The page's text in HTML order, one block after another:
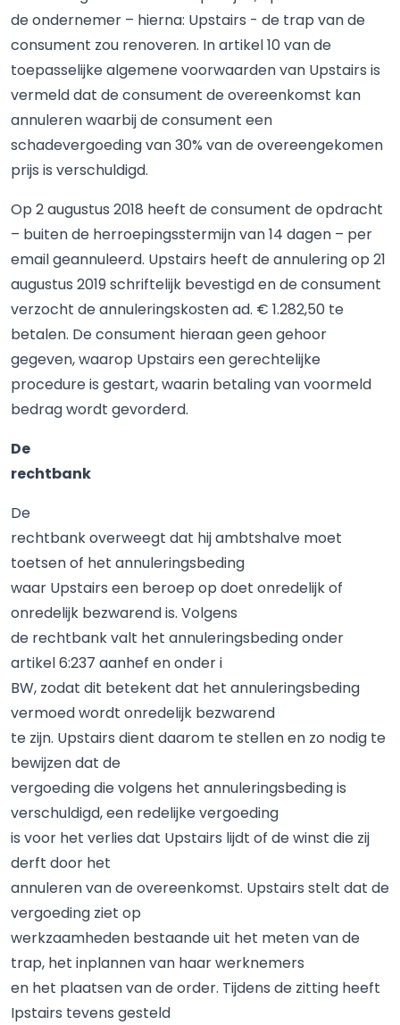
de ondernemer – hierna: Upstairs - de trap van de
consument zou renoveren. In artikel 10 van de
toepasselijke algemene voorwaarden van Upstairs is
vermeld dat de consument de overeenkomst kan
annuleren waarbij de consument een
schadevergoeding van 30% van de overeengekomen
prijs is verschuldigd.
Op 2 augustus 2018 heeft de consument de opdracht
– buiten de herroepingsstermijn van 14 dagen – per
email geannuleerd. Upstairs heeft de annulering op 21
augustus 2019 schriftelijk bevestigd en de consument
verzocht de annuleringskosten ad. € 1.282,50 te
betalen. De consument hieraan geen gehoor
gegeven, waarop Upstairs een gerechtelijke
procedure is gestart, waarin betaling van voormeld
bedrag wordt gevorderd.
De
rechtbank
De
rechtbank overweegt dat hij ambtshalve moet
toetsen of het annuleringsbeding
waar Upstairs een beroep op doet onredelijk of
onredelijk bezwarend is. Volgens
de rechtbank valt het annuleringsbeding onder
artikel 6:237 aanhef en onder i
BW, zodat dit betekent dat het annuleringsbeding
vermoed wordt onredelijk bezwarend
te zijn. Upstairs dient daarom te stellen en zo nodig te
bewijzen dat de
vergoeding die volgens het annuleringsbeding is
verschuldigd, een redelijke vergoeding
is voor het verlies dat Upstairs lijdt of de winst die zij
derft door het
annuleren van de overeenkomst. Upstairs stelt dat de
vergoeding ziet op
werkzaamheden bestaande uit het meten van de
trap, het inplannen van haar werknemers
en het plaatsen van de order. Tijdens de zitting heeft
Ipstairs tevens gesteld